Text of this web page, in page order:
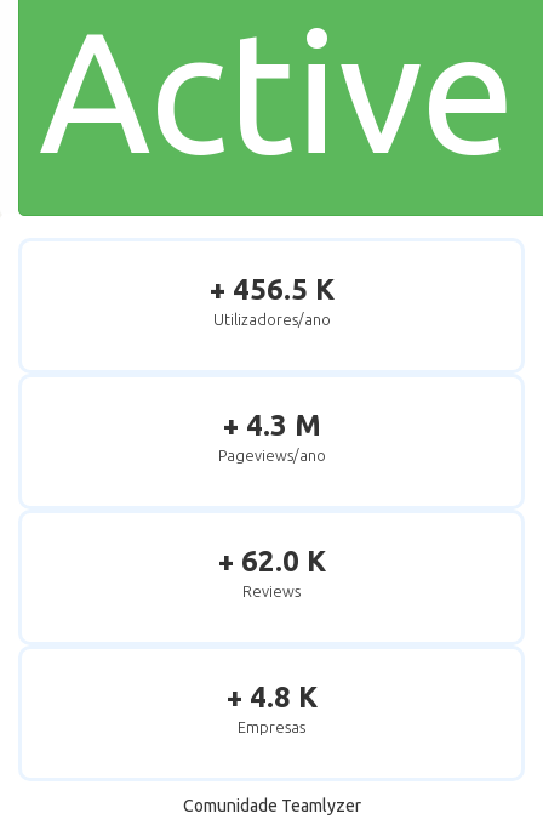
+ 456.5 K
Utilizadores/ano
+ 4.3 M
Pageviews/ano
+ 62.0 K
Reviews
+ 4.8 K
Empresas
Comunidade Teamlyzer